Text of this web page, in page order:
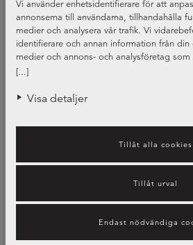
[...]
Vi använder enhetsidentifierare för att
annonserna till användarna, tillhandahålla
medier och analysera vår trafik. Vi
identifierare och annan information från
medier och annons- och analysföretag
Dessa kan i sin tur kombinera
använt deras tjänster.
Visa detaljer
Tillåt alla cookies
Tillåt urval
Endast nödvändiga
Luckor i olika stilar
Guide om